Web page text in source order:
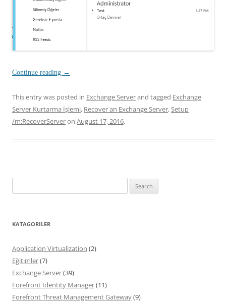
Continue reading →
This entry was posted in Exchange Serverand tagged Exchange
Server Kurtarma İşlemi, Recover an Exchange Server,Setup
/m:RecoverServeron August 17, 2016.
for:
KATAGORILER
Application Virtualization (2)
Eğitimler(7)
Exchange Server(39)
Forefront Identity Manager(11)
Forefront Threat Management Gateway(9)